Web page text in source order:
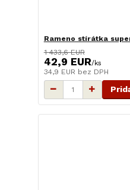
Rameno stírátka
1 433,6 EUR
42,9 EUR/ks
34,9 EUR bez DPH